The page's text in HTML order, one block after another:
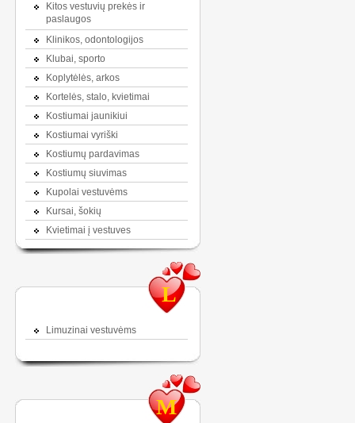
Kitos vestuvių prekės ir
paslaugos
Klinikos, odontologijos
Klubai, sporto
Koplytėlės, arkos
Kortelės, stalo, kvietimai
Kostiumai jaunikiui
Kostiumai vyriški
Kostiumų pardavimas
Kostiumų siuvimas
Kupolai vestuvėms
Kursai, šokių
Kvietimai į vestuves
L
Limuzinai vestuvėms
M